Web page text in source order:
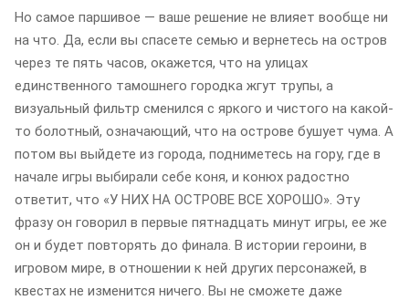
Но самое паршивое — ваше решение не влияет вообще ни
на что. Да, если вы спасете семью и вернетесь на остров
через те пять часов, окажется, что на улицах
единственного тамошнего городка жгут трупы, а
визуальный фильтр сменился с яркого и чистого на какой-
то болотный, означающий, что на острове бушует чума. А
потом вы выйдете из города, подниметесь на гору, где в
начале игры выбирали себе коня, и конюх радостно
ответит, что «У НИХ НА ОСТРОВЕ ВСЕ ХОРОШО». Эту
фразу он говорил в первые пятнадцать минут игры, ее же
он и будет повторять до финала. В истории героини, в
игровом мире, в отношении к ней других персонажей, в
квестах не изменится ничего. Вы не сможете даже